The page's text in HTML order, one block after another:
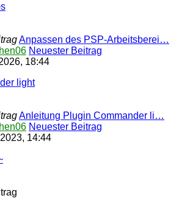
Anpassen des PSP-Arbeitsberei…
Neuester Beitrag
18:44
light
Anleitung Plugin Commander li…
Neuester Beitrag
14:44